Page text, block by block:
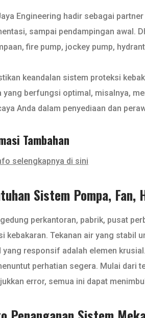
Engineering hadir sebagai
sampai pendampingan awal.
fire pump, jockey pump,
keandalan sistem proteksi
yang berfungsi optimal, misalnya,
Anda dalam penyediaan dan
Tambahan
selengkapnya di sini
Sistem Pompa,
perkantoran, pabrik, pusat
kebakaran. Tekanan air yang stabil
yang responsif adalah elemen
perhatian segera. Mulai dari
error, semua ini dapat